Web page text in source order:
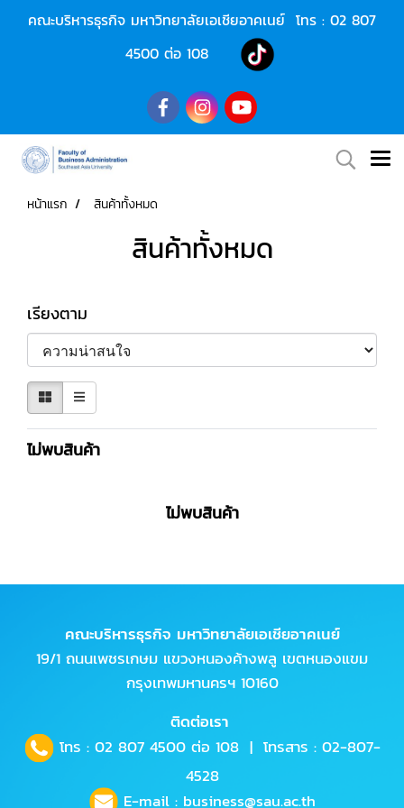
คณะบริหารธุรกิจ มหาวิทยาลัยเอเชียอาคเนย์ โทร : 02 807
4500ต่อ 108
หน้าแรก สินค้าทั้งหมด
สินค้าทั้งหมด
เรียงตาม
ไม่พบสินค้า
ไม่พบสินค้า
คณะบริหารธุรกิจ มหาวิทยาลัยเอเชียอาคเนย์
19/1 ถนนเพชรเกษม แขวงหนองค้างพลู เขตหนองแขม
กรุงเทพมหานครฯ 10160
ติดต่อเรา
โทร : 02 807 4500ต่อ 108 | โทรสาร : 02-807-
4528
E-mail : business@sau.ac.th